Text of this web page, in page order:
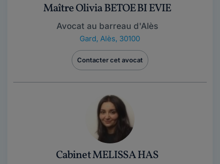
Maître Olivia BETOE BI EVIE
Avocat au barreau d'Alès
Gard, Alès, 30100
Contacter cet avocat
Cabinet MELISSA HAS